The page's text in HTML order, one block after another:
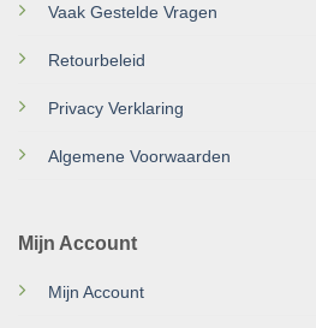
Vaak Gestelde Vragen
Retourbeleid
Privacy Verklaring
Algemene Voorwaarden
Mijn Account
Mijn Account